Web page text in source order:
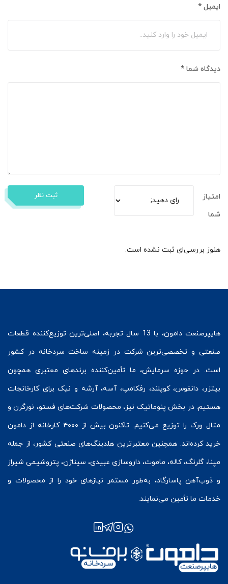
ایمیل *
دیدگاه شما *
امتیاز
شما
ثبت نظر
هنوز بررسی‌ای ثبت نشده است.
هایپرصنعت
دامون، با 13 سال تجربه، اصلی‌ترین توزیع‌کننده قطعات
صنعتی و تخصصی‌ترین شرکت در زمینه ساخت سردخانه در کشور
است. در حوزه سرمایش، ما تأمین‌کننده برندهای معتبری همچون
بیتزر، دانفوس،کوپلند، رفکامپ، آسه، آرشه و نیک برای کارخانجات
هستیم. در بخش پنوماتیک نیز، محصولات شرکت‌های فستو، نورگرن و
متال ورک
را توزیع می‌کنیم. تاکنون بیش از ۴۰۰۰ کارخانه از دامون
خرید کرده‌اند. همچنین معتبرترین هلدینگ‌های صنعتی کشور، از جمله
مپنا، گلرنگ، کاله، ماموت، داروسازی عبیدی، سیناژن، پتروشیمی شیراز
و ذوب‌آهن پاسارگاد، به‌طور مستمر نیازهای خود را از محصولات و
خدمات ما تأمین می‌نمایند.